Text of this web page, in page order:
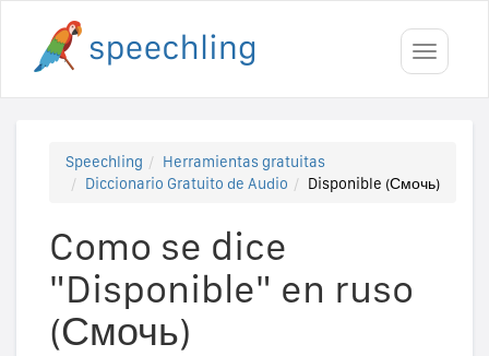
Toggle
Speechling
Herramientas gratuitas
Diccionario Gratuito de Audio
Disponible (Смочь)
Como se dice
"Disponible" en ruso
(Смочь)